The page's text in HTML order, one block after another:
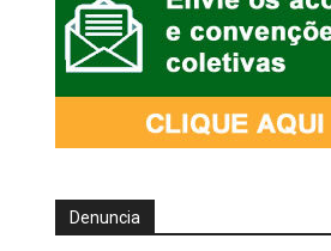
Denuncia